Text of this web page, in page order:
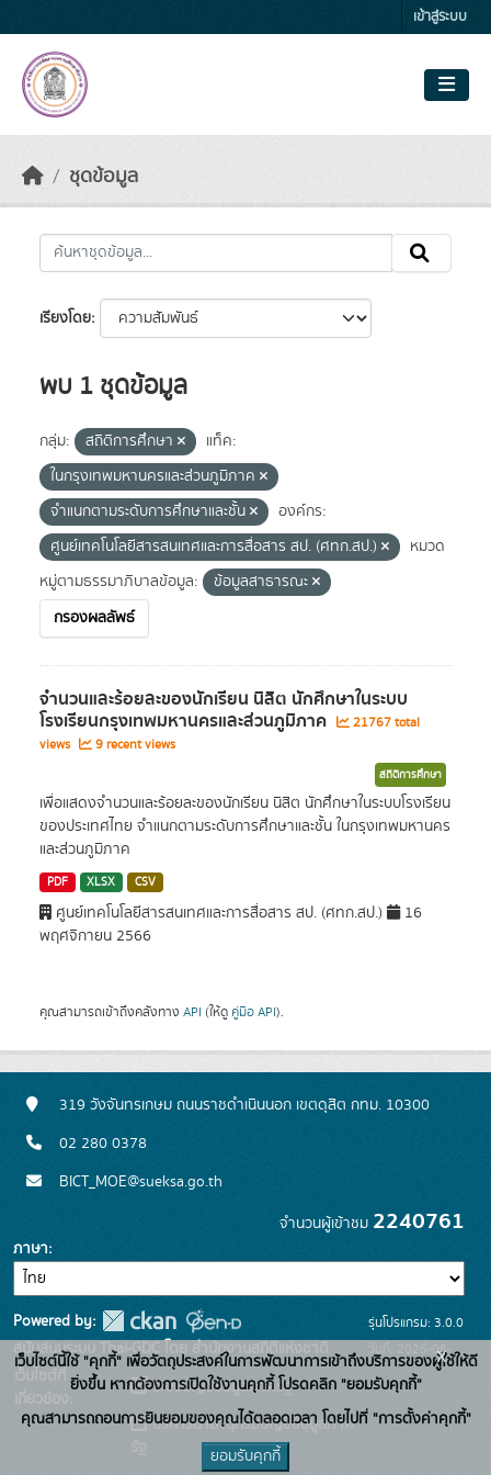
เข้าสู่ระบบ
ชุดข้อมูล
เรียงโดย
พบ 1 ชุดข้อมูล
กลุ่ม: สถิติการศึกษา
แท็ค:
ในกรุงเทพมหานครและส่วนภูมิภาค
จำแนกตามระดับการศึกษาและชั้น
องค์กร:
ศูนย์เทคโนโลยีสารสนเทศและการสื่อสาร สป. (ศทก.สป.)
หมวด
หมู่ตามธรรมาภิบาลข้อมูล:
ข้อมูลสาธารณะ
กรองผลลัพธ์
จำนวนและร้อยละของนักเรียน นิสิต นักศึกษาในระบบ
โรงเรียนกรุงเทพมหานครและส่วนภูมิภาค
21767 total
views
9 recent views
สถิติการศึกษา
เพื่อแสดงจำนวนและร้อยละของนักเรียน นิสิต นักศึกษาในระบบโรงเรียน
ของประเทศไทย จำแนกตามระดับการศึกษาและชั้น ในกรุงเทพมหานคร
และส่วนภูมิภาค
PDF XLSX CSV
ศูนย์เทคโนโลยีสารสนเทศและการสื่อสาร สป. (ศทก.สป.)
16
พฤศจิกายน 2566
คุณสามารถเข้าถึงคลังทาง API (ให้ดู คู่มือ API).
319 วังจันทรเกษม ถนนราชดำเนินนอก เขตดุสิต กทม. 10300
02 280 0378
BICT_MOE@sueksa.go.th
จำนวนผู้เข้าชม 2240761
ภาษา
Powered by:
สนับสนุนระบบ Thai-GDC โดย สำนักงานสถิติแห่งชาติ
เว็บไซต์ที่
เกี่ยวข้อง:
ระบบบัญชีข้อมูลภาครัฐ
บริการนามานุกรมบัญชีข้อมูลภาค
รุ่นโปรแกรม: 3.0.0
วันที่: 2025-06-
26
เว็บไซต์นี้ใช้ "คุกกี้" เพื่อวัตถุประสงค์ในการพัฒนาการเข้าถึงบริการของผู้ใช้ให้ดี
ยิ่งขึ้น หากต้องการเปิดใช้งานคุกกี้ โปรดคลิก "ยอมรับคุกกี้"
คุณสามารถถอนการยินยอมของคุณได้ตลอดเวลา โดยไปที่ "การตั้งค่าคุกกี้"
ยอมรับคุกกี้
x